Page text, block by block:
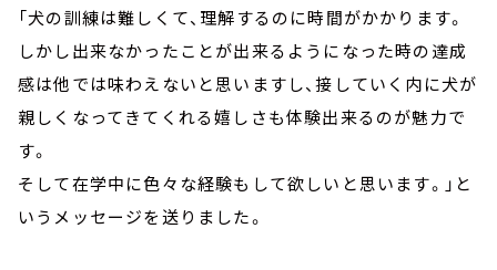
「犬の訓練は難しくて、理解するのに時間がかかります。
しかし出来なかったことが出来るようになった時の達成
感は他では味わえないと思いますし、接していく内に犬が
親しくなってきてくれる嬉しさも体験出来るのが魅力で
す。
そして在学中に色々な経験もして欲しいと思います。」と
いうメッセージを送りました。